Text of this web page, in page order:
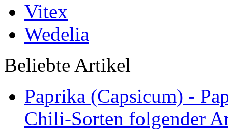
Vitex
Wedelia
Beliebte Artikel
Paprika (Capsicum) -
Chili-Sorten folgender